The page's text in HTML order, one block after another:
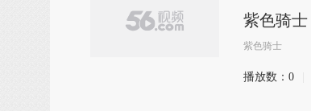
紫色骑士
紫色骑士
播放数： 0